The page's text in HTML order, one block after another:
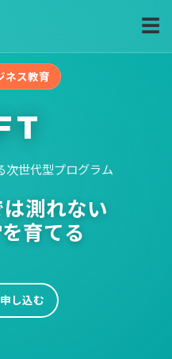
☰
ス教育
次世代型プログラム
測れない
育てる
し込む